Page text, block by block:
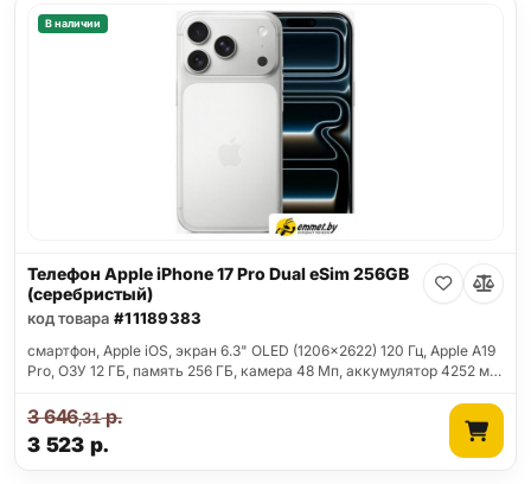
В наличии
Телефон Apple iPhone 17 Pro Dual eSim 256GB
(серебристый)
код товара #11189383
смартфон, Apple iOS, экран 6.3" OLED (1206x2622) 120 Гц, Apple A19
Pro, ОЗУ 12 ГБ, память 256 ГБ, камера 48 Мп, аккумулятор 4252 м…
3 523 р.
3 646,31р.